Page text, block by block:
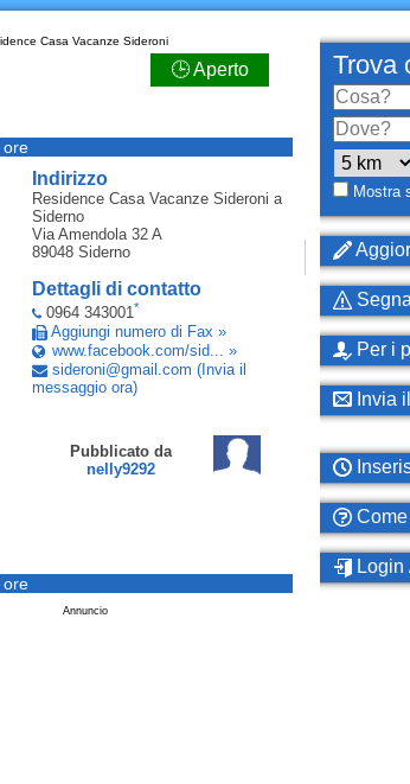
Casa Vacanze Sideroni
🕒 Aperto
ore
Indirizzo
Residence Casa Vacanze Sideroni a
Siderno
Via Amendola 32 A
89048 Siderno
Dettagli di contatto
0964 343001*
Aggiungi numero di Fax »
www.facebook.com/sid... »
sideroni@gmail .com (Invia il
messaggio ora)
Pubblicato da
nelly9292
ore
Annuncio
Trova
Mostra
Per i
Invia
Come
Login